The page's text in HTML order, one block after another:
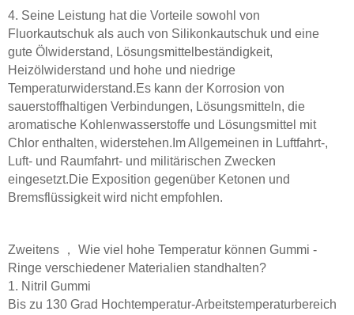
4. Seine Leistung hat die Vorteile sowohl von
Fluorkautschuk als auch von Silikonkautschuk und eine
gute Ölwiderstand, Lösungsmittelbeständigkeit,
Heizölwiderstand und hohe und niedrige
Temperaturwiderstand.Es kann der Korrosion von
sauerstoffhaltigen Verbindungen, Lösungsmitteln, die
aromatische Kohlenwasserstoffe und Lösungsmittel mit
Chlor enthalten, widerstehen.Im Allgemeinen in Luftfahrt-,
Luft- und Raumfahrt- und militärischen Zwecken
eingesetzt.Die Exposition gegenüber Ketonen und
Bremsflüssigkeit wird nicht empfohlen.
Zweitens ， Wie viel hohe Temperatur können Gummi -
Ringe verschiedener Materialien standhalten?
1. Nitril Gummi
Bis zu 130 Grad Hochtemperatur-Arbeitstemperaturbereich